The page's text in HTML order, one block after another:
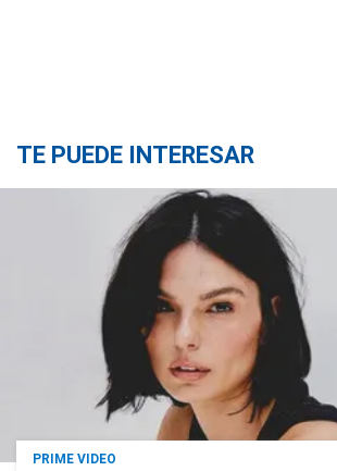
TE PUEDE INTERESAR
PRIME VIDEO